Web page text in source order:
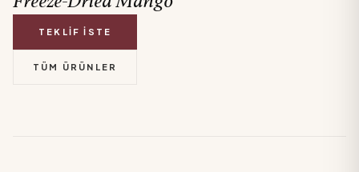
TEKLIF İSTE
TÜM ÜRÜNLER